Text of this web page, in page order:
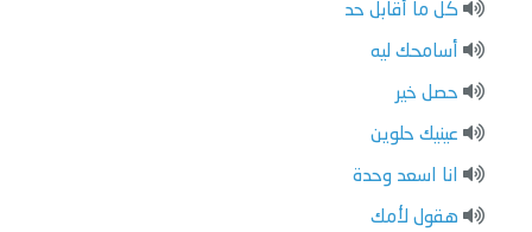
كل ما أقابل حد
أسامحك ليه
حصل خير
عينيك حلوين
انا اسعد وحدة
هقول لأمك